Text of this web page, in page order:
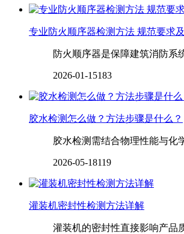
专业防火顺序器检测方法 规范要求
防火顺序器是保障建筑消防系
2026-01-15183
胶水检测怎么做？方法步骤是什么？
胶水检测需结合物理性能与化
2026-05-18119
灌装机密封性检测方法详解
灌装机的密封性直接影响产品